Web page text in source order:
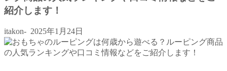
紹介します！
itakon- 2025年1月24日